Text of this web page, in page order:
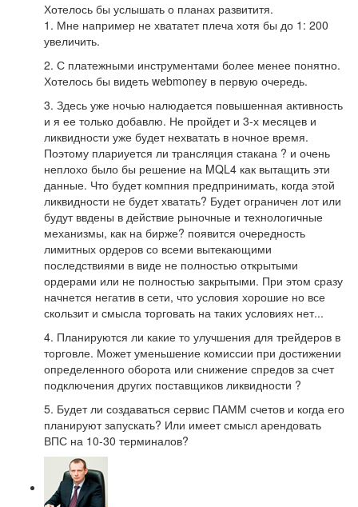
Хотелось бы услышать о планах развититя.
1. Мне например не хвататет плеча хотя бы до 1: 200
увеличить.
2. С платежными инструментами более менее понятно.
Хотелось бы видеть webmoney в первую очередь.
3. Здесь уже ночью налюдается повышенная активность
и я ее только добавлю. Не пройдет и 3-х месяцев и
ликвидности уже будет нехватать в ночное время.
Поэтому плариуется ли трансляция стакана ? и очень
неплохо было бы решение на MQL4 как вытащить эти
данные. Что будет компния предпринимать, когда этой
ликвидности не будет хватать? Будет ограничен лот или
будут ввдены в действие рыночные и технологичные
механизмы, как на бирже? появится очередность
лимитных ордеров со всеми вытекающими
последствиями в виде не полностью открытыми
ордерами или не полностью закрытыми. При этом сразу
начнется негатив в сети, что условия хорошие но все
скользит и смысла торговать на таких условиях нет...
4. Планируются ли какие то улучшения для трейдеров в
торговле. Может уменьшение комиссии при достижении
определенного оборота или снижение спредов за счет
подключения других поставщиков ликвидности ?
5. Будет ли создаваться сервис ПАММ счетов и когда его
планируют запускать? Или имеет смысл арендовать
ВПС на 10-30 терминалов?